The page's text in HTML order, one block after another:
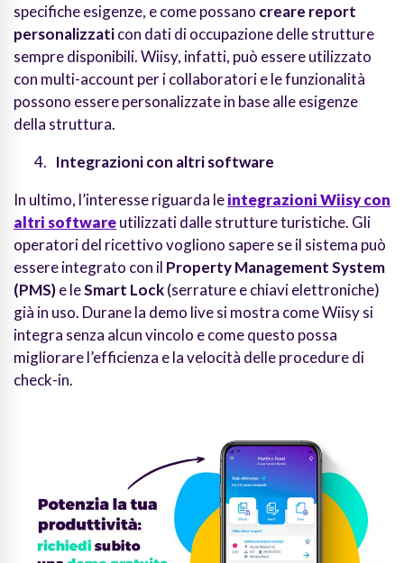
specifiche esigenze, e come possano creare report
personalizzaticon dati di occupazione delle strutture
sempre disponibili. Wiisy, infatti, può essere utilizzato
con multi-account per i collaboratori e le funzionalità
possono essere personalizzate in base alle esigenze
della struttura.
Integrazioni con altri software
In ultimo, l’interesse riguarda leintegrazioni Wiisy con
altri softwareutilizzati dalle strutture turistiche. Gli
operatori del ricettivo vogliono sapere se il sistema può
essere integrato con il Property Management System
(PMS)e leSmart Lock(serrature e chiavi elettroniche)
già in uso. Durane la demo live si mostra come Wiisy si
integra senza alcun vincolo e come questo possa
migliorare l’efficienza e la velocità delle procedure di
check-in.